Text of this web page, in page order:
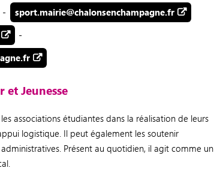
-
sport.mairie@chalonsenchampagne.fr
-
et Jeunesse
associations étudiantes dans la réalisation de leurs
logistique. Il peut également les soutenir
Présent au quotidien, il agit comme un